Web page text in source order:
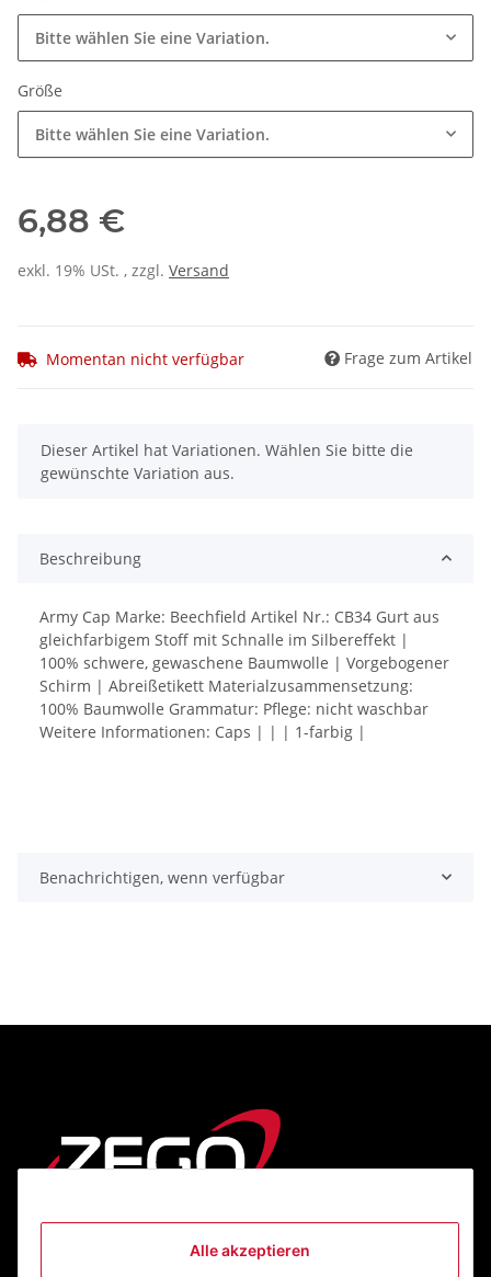
Alle akzeptieren
Bitte wählen Sie eine Variation.
Größe
Bitte wählen Sie eine Variation.
6,88 €
exkl. 19% USt. , zzgl. Versand
Momentan nicht verfügbar Frage zum Artikel
x
Dieser Artikel hat Variationen. Wählen Sie bitte die
gewünschte Variation aus.
Beschreibung
Army Cap Marke: Beechfield Artikel Nr.: CB34 Gurt aus
gleichfarbigem Stoff mit Schnalle im Silbereffekt |
100% schwere, gewaschene Baumwolle | Vorgebogener
Schirm | Abreißetikett Materialzusammensetzung:
100% Baumwolle Grammatur: Pflege: nicht waschbar
Weitere Informationen: Caps | | | 1-farbig |
Benachrichtigen, wenn verfügbar
Informationen